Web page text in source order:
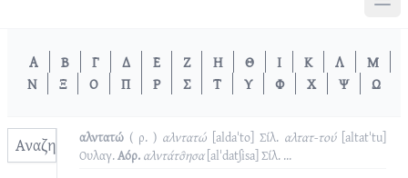
Α Β Γ Δ Ε Ζ Η Θ Ι Κ Λ
Μ
Ν
Ξ Ο Π Ρ Σ Τ Υ Φ Χ Ψ Ω
αλντατώ ( ρ. ) αλντατώ [aldaˈto] Σίλ. αλτατ-τού [altatˈtu]
Ουλαγ.Αόρ. αλντάτσ̑ησα [alˈdatʃisa] Σίλ. ...